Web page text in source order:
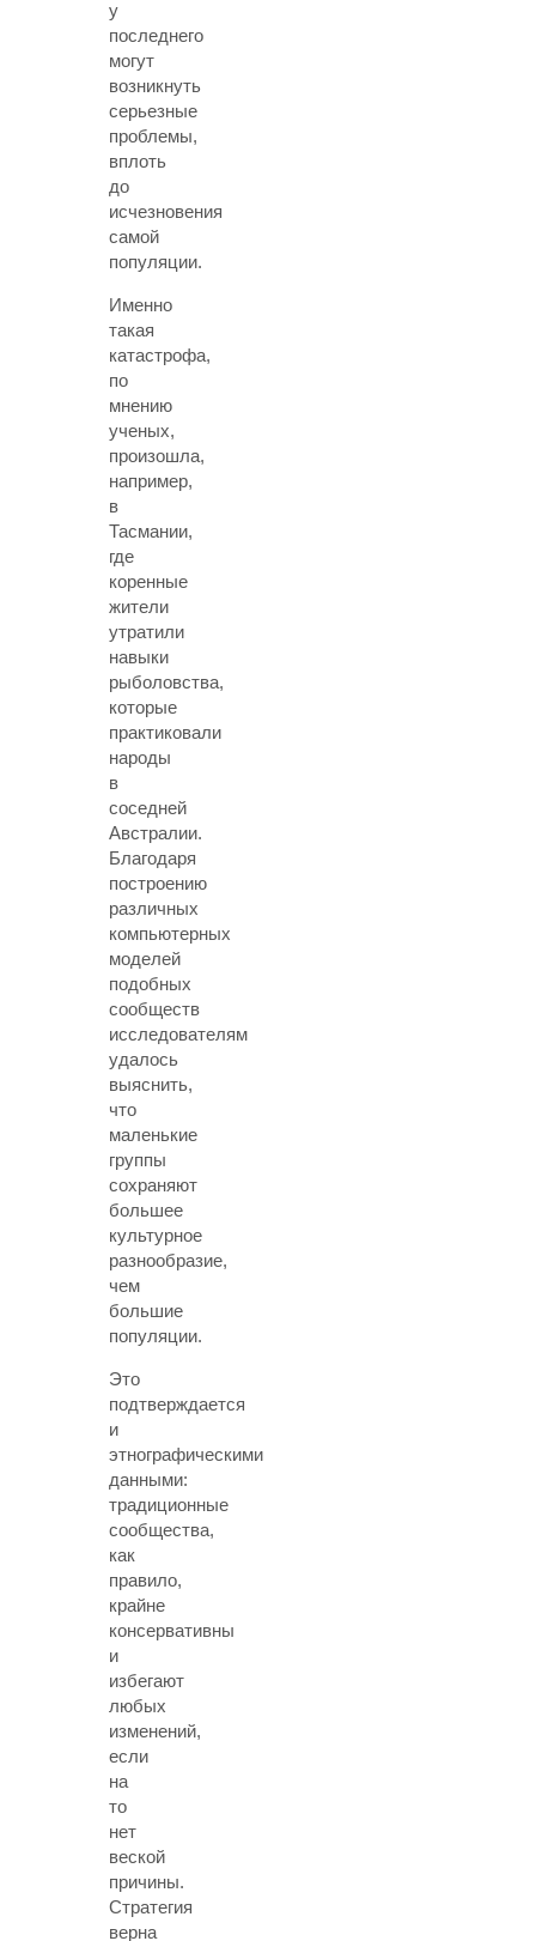
у
последнего
могут
возникнуть
серьезные
проблемы,
вплоть
до
исчезновения
самой
популяции.
Именно
такая
катастрофа,
по
мнению
ученых,
произошла,
например,
в
Тасмании,
где
коренные
жители
утратили
навыки
рыболовства,
которые
практиковали
народы
в
соседней
Австралии.
Благодаря
построению
различных
компьютерных
моделей
подобных
сообществ
исследователям
удалось
выяснить,
что
маленькие
группы
сохраняют
большее
культурное
разнообразие,
чем
большие
популяции.
Это
подтверждается
и
этнографическими
данными:
традиционные
сообщества,
как
правило,
крайне
консервативны
и
избегают
любых
изменений,
если
на
то
нет
веской
причины.
Стратегия
верна